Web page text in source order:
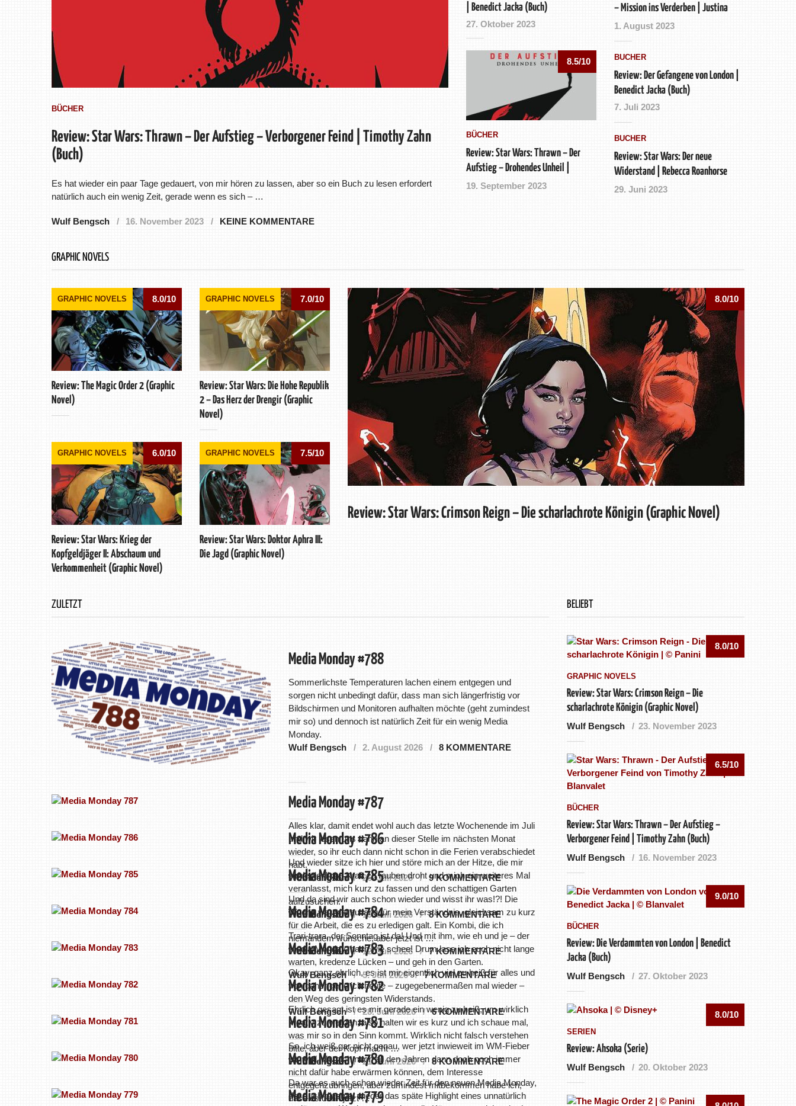
BÜCHER
Review: Star Wars: Thrawn – Der Aufstieg – Verborgener Feind | Timothy Zahn
(Buch)
Es hat wieder ein paar Tage gedauert, von mir hören zu lassen, aber so ein Buch zu lesen erfordert
natürlich auch ein wenig Zeit, gerade wenn es sich – …
Wulf Bengsch 16. November 2023 KEINE KOMMENTARE
| Benedict Jacka (Buch)
27. Oktober 2023
8.5/10
BÜCHER
Review: Star Wars: Thrawn – Der
Aufstieg – Drohendes Unheil |
Timothy Zahn (Buch)
19. September 2023
– Mission ins Verderben | Justina
Ireland (Buch)
1. August 2023
BÜCHER
Review: Der Gefangene von London |
Benedict Jacka (Buch)
7. Juli 2023
BÜCHER
Review: Star Wars: Der neue
Widerstand | Rebecca Roanhorse
(Buch)
29. Juni 2023
GRAPHIC NOVELS
8.0/10
Review: Star Wars: Crimson Reign – Die scharlachrote Königin (Graphic Novel)
8.0/10
GRAPHIC NOVELS
Review: The Magic Order 2 (Graphic
Novel)
7.0/10
GRAPHIC NOVELS
Review: Star Wars: Die Hohe Republik
2 – Das Herz der Drengir (Graphic
Novel)
6.0/10
GRAPHIC NOVELS
Review: Star Wars: Krieg der
Kopfgeldjäger II: Abschaum und
Verkommenheit (Graphic Novel)
7.5/10
GRAPHIC NOVELS
Review: Star Wars: Doktor Aphra III:
Die Jagd (Graphic Novel)
ZULETZT
Media Monday #788
Sommerlichste Temperaturen lachen einem entgegen und
sorgen nicht unbedingt dafür, dass man sich längerfristig vor
Bildschirmen und Monitoren aufhalten möchte (geht zumindest
mir so) und dennoch ist natürlich Zeit für ein wenig Media
Monday.
Wulf Bengsch
2. August 2026 8 KOMMENTARE
Media Monday #787
Alles klar, damit endet wohl auch das letzte Wochenende im Juli
und wir lesen uns dann an dieser Stelle im nächsten Monat
wieder, so ihr euch dann nicht schon in die Ferien verabschiedet
habt.
Wulf Bengsch
26. Juli 2026 9 KOMMENTARE
Media Monday #786
Und wieder sitze ich hier und störe mich an der Hitze, die mir
schier jegliche Kraft zu rauben droht und mich ein weiteres Mal
veranlasst, mich kurz zu fassen und den schattigen Garten
aufzusuchen.
Wulf Bengsch
19. Juli 2026 8 KOMMENTARE
Media Monday #785
Und da sind wir auch schon wieder und wisst ihr was!?! Die
Woche war viel zu lang für mein Verständnis, gleichsam zu kurz
für die Arbeit, die es zu erledigen galt. Ein Kombi, die ich
niemandem wünsche, aber jetzt ist …
Wulf Bengsch
12. Juli 2026 7 KOMMENTARE
Media Monday #784
Trari-trara, der Sonntag ist da! Und mit ihm, wie eh und je – der
Media Monday, hach wie schee! Drum lass ich euch nicht lange
warten, kredenze Lücken – und geh in den Garten.
Wulf Bengsch
5. Juli 2026 7 KOMMENTARE
Media Monday #783
Okay, ganz ehrlich, es ist mir eigentlich viel zu heiß für alles und
von daher gehe ich heute – zugegebenermaßen mal wieder –
den Weg des geringsten Widerstands.
Wulf Bengsch
28. Juni 2026 6 KOMMENTARE
Media Monday #782
Ehrlich gesagt ist es mir gerade ein wenig zu heiß, um wirklich
kreativ zu werden, also halten wir es kurz und ich schaue mal,
was mir so in den Sinn kommt. Wirklich nicht falsch verstehen
bitte, aber der Kopf macht …
Wulf Bengsch
21. Juni 2026 8 KOMMENTARE
Media Monday #781
So, ich weiß gar nicht genau, wer jetzt inwieweit im WM-Fieber
ist, weil ich mich nach all den Jahren dann doch noch immer
nicht dafür habe erwärmen können, dem Interesse
entgegenzubringen, aber zumindest mitbekommen habe ich,
dass es dann jetzt …
Media Monday #780
Da war es auch schon wieder Zeit für den neuen Media Monday,
der auch diesmal wieder das späte Highlight eines unnatürlich
Media Monday #779
BELIEBT
8.0/10
GRAPHIC NOVELS
Review: Star Wars: Crimson Reign – Die
scharlachrote Königin (Graphic Novel)
Wulf Bengsch 23. November 2023
6.5/10
BÜCHER
Review: Star Wars: Thrawn – Der Aufstieg –
Verborgener Feind | Timothy Zahn (Buch)
Wulf Bengsch 16. November 2023
9.0/10
BÜCHER
Review: Die Verdammten von London | Benedict
Jacka (Buch)
Wulf Bengsch 27. Oktober 2023
8.0/10
SERIEN
Review: Ahsoka (Serie)
Wulf Bengsch 20. Oktober 2023